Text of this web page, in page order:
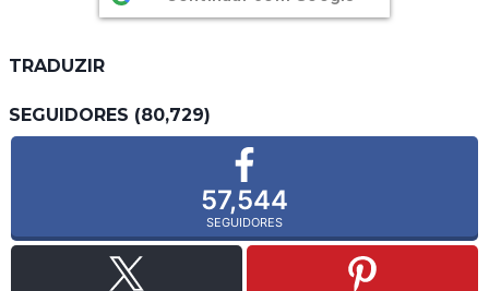
TRADUZIR
SEGUIDORES (80,729)
57,544
SEGUIDORES